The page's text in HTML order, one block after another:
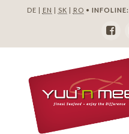
DE | EN | SK | RO • INFOLINE: